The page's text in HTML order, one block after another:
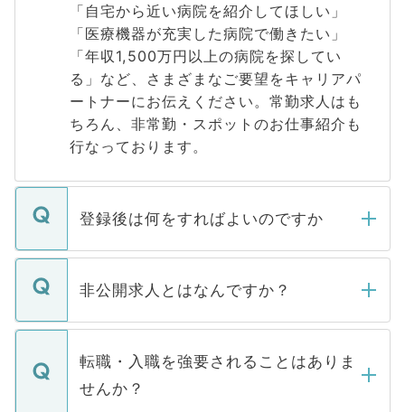
「自宅から近い病院を紹介してほしい」
「医療機器が充実した病院で働きたい」
「年収1,500万円以上の病院を探してい
る」など、さまざまなご要望をキャリアパ
ートナーにお伝えください。常勤求人はも
ちろん、非常勤・スポットのお仕事紹介も
行なっております。
登録後は何をすればよいのですか
ご登録いただきましたら、弊社担当者がご
登録内容を確認し、その後メールもしくは
ます。通常、5営業日以内にはご連絡をせて
いただきますので、しばらくお待ちくださ
い。
非公開求人とはなんですか？
マイナビDOCTORで取り扱っている求人の
うち約3割は、Webサイトからご覧いただ
けない「非公開求人」です。非公開求人は
下記の理由によって、一般には公開してい
転職・入職を強要されることはありま
せんか？